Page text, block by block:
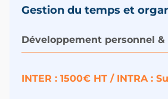
Gestion du temps et
Développement personnel
INTER : 1500€ HT / INTRA :